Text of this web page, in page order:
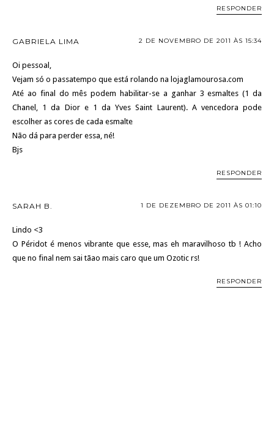
RESPONDER
GABRIELA LIMA 2 DE NOVEMBRO DE 2011 ÀS 15:34
Oi pessoal,
Vejam só o passatempo que está rolando na lojaglamourosa.com
Até ao final do mês podem habilitar-se a ganhar 3 esmaltes (1 da
Chanel, 1 da Dior e 1 da Yves Saint Laurent). A vencedora pode
escolher as cores de cada esmalte
Não dá para perder essa, né!
Bjs
RESPONDER
SARAH B. 1 DE DEZEMBRO DE 2011 ÀS 01:10
Lindo <3
O Péridot é menos vibrante que esse, mas eh maravilhoso tb ! Acho
que no final nem sai tãao mais caro que um Ozotic rs!
RESPONDER